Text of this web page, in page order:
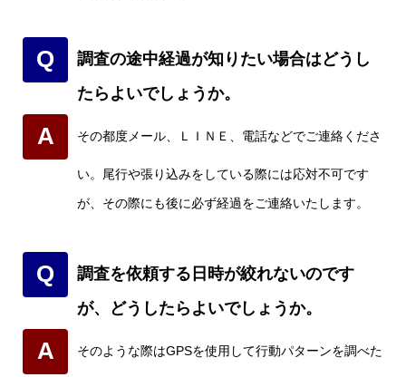
Q
調査の途中経過が知りたい場合はどうし
たらよいでしょうか。
A その都度メール、ＬＩＮＥ、電話などでご連絡くださ
い。尾行や張り込みをしている際には応対不可です
が、その際にも後に必ず経過をご連絡いたします。
Q
調査を依頼する日時が絞れないのです
が、どうしたらよいでしょうか。
A そのような際はGPSを使用して行動パターンを調べた